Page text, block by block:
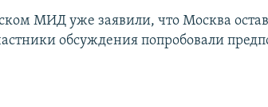
МИД уже заявили, что Москва
обсуждения попробовали